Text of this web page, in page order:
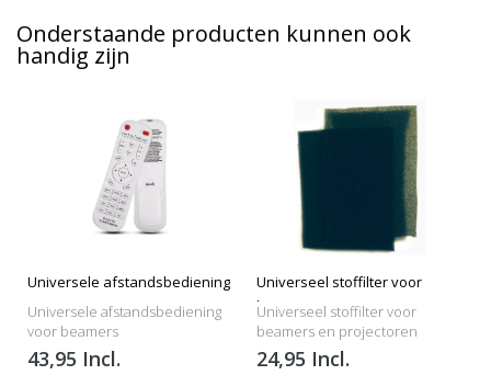
Onderstaande producten kunnen ook
handig zijn
Universele afstandsbediening
Universele afstandsbediening
voor beamers
43,95 Incl.
Universeel stoffilter voor
beamers
Universeel stoffilter voor
beamers en projectoren
24,95 Incl.